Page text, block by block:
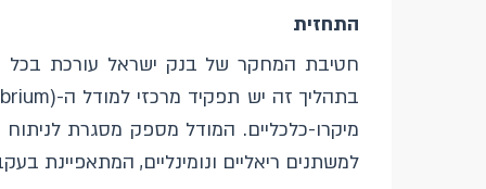
התחזית
חטיבת המחקר של בנק ישראל עורכת בכל
מיקרו-כלכליים. המודל מספק מסגרת
למשתנים ריאליים ונומינליים, המתאפיינת